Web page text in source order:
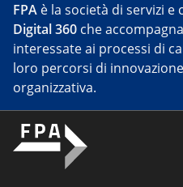
FPA è la società di servizi e
Digital 360 che
interessate ai processi di
loro percorsi di
organizzativa.